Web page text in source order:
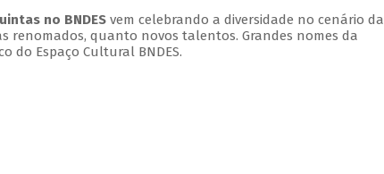
no BNDESvem celebrando a diversidade no cenário da
renomados, quanto novos talentos. Grandes nomes da
do Espaço Cultural BNDES.